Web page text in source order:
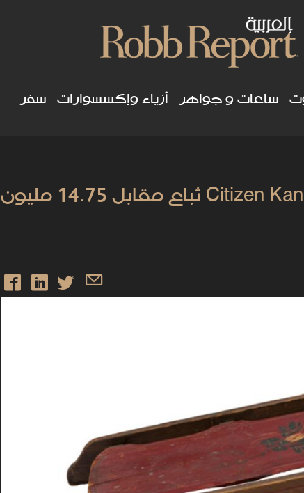
ساعات و جواهر أزياء وإكسسوارات سفر
مزلجة "روزبد" الأيقونية من فيلم Citizen Kane تُباع مقابل 14.75 مليون